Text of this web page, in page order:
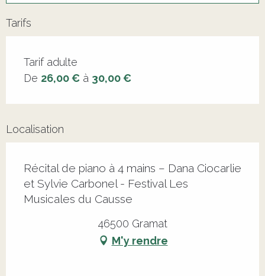
Tarifs
Tarifs 2026
Tarif adulte
De 26,00 € à 30,00 €
Localisation
Récital de piano à 4 mains – Dana Ciocarlie
et Sylvie Carbonel - Festival Les
Musicales du Causse
46500 Gramat
M'y rendre